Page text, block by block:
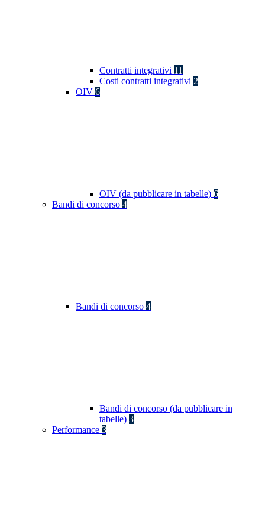
Contratti integrativi 11
Costi contratti integrativi 2
OIV 6
OIV (da pubblicare in tabelle) 6
Bandi di concorso 4
Bandi di concorso 4
Bandi di concorso (da pubblicare in
tabelle) 3
Performance 3